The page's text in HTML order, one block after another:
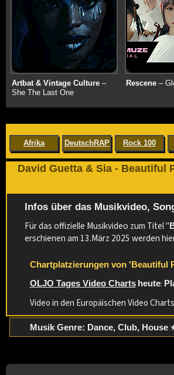
Artbat & Vintage Culture–
She The Last One
Rescene–
Afrika DeutschRAP Rock 100
David Guetta & Sia - Beautiful
Infos über das Musikvideo,
Für das offizielle Musikvideo zum Titel "
erschienen am 13.März 2025 werden
Chartplatzierungen von 'Beautiful
OLJO Tages Video Charts heute:
Video in den Europäischen Video
Musik Genre: Dance, Club, House